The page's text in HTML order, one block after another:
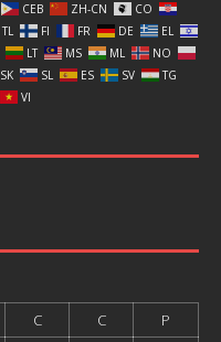
CEB ZH-CN
CO
TL FI FR DE
EL
LT MS ML
NO
SK SL ES SV
TG
VI
C C
P